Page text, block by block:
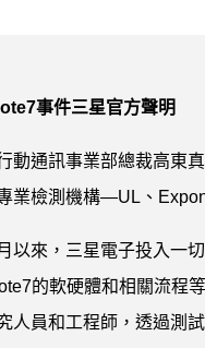
事件三星官方聲明
動通訊事業部總裁高東
業檢測機構—UL、
以來，三星電子投入一
的軟硬體和相關流程
人員和工程師，透過測